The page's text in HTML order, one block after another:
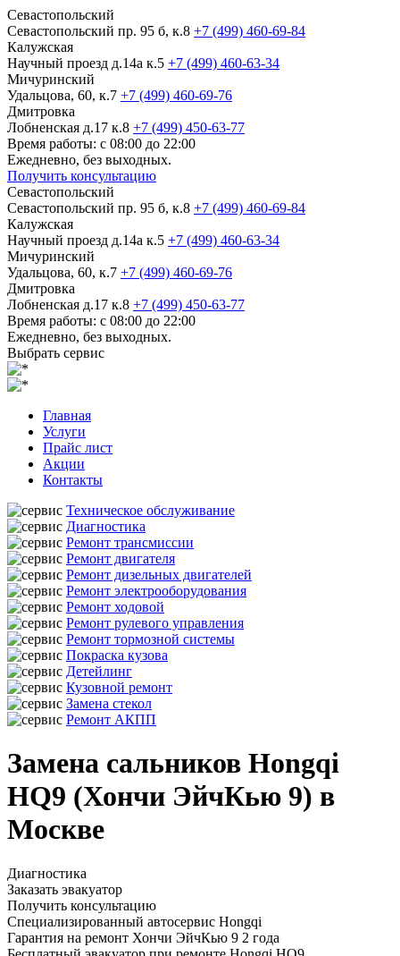
Севастопольский
Севастопольский пр. 95 б, к.8 +7 (499) 460-69-84
Калужская
Научный проезд д.14а к.5 +7 (499) 460-63-34
Мичуринский
Удальцова, 60, к.7 +7 (499) 460-69-76
Дмитровка
Лобненская д.17 к.8 +7 (499) 450-63-77
Время работы: с 08:00 до 22:00
Ежедневно, без выходных.
Получить консультацию
Севастопольский
Севастопольский пр. 95 б, к.8 +7 (499) 460-69-84
Калужская
Научный проезд д.14а к.5 +7 (499) 460-63-34
Мичуринский
Удальцова, 60, к.7 +7 (499) 460-69-76
Дмитровка
Лобненская д.17 к.8 +7 (499) 450-63-77
Время работы: с 08:00 до 22:00
Ежедневно, без выходных.
Выбрать сервис
Главная
Услуги
Прайс лист
Акции
Контакты
Техническое обслуживание
Диагностика
Ремонт трансмиссии
Ремонт двигателя
Ремонт дизельных двигателей
Ремонт электрооборудования
Ремонт ходовой
Ремонт рулевого управления
Ремонт тормозной системы
Покраска кузова
Детейлинг
Кузовной ремонт
Замена стекол
Ремонт АКПП
Замена сальников Hongqi
HQ9 (Хончи ЭйчКью 9) в
Москве
Диагностика
Заказать эвакуатор
Получить консультацию
Специализированный автосервис Hongqi
Гарантия на ремонт Хончи ЭйчКью 9 2 года